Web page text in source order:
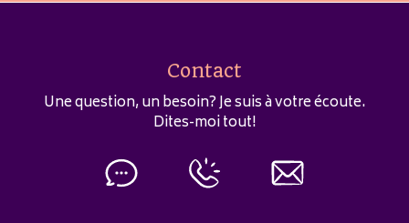
Contact
Une question, un besoin? Je suis à votre écoute.
Dites-moi tout!